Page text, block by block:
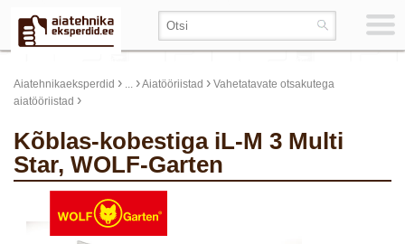
Aiatehnikaeksperdid › ... ›Aiatööriistad › Vahetatavate otsakutega
aiatööriistad ›
Kõblas-kobestiga iL-M 3 Multi
Star, WOLF-Garten